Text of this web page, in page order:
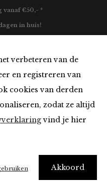
verbeteren van de
en registreren van
cookies van derden
zodat ze altijd
vind je hier
Akkoord
vanaf €50,- *
in huis!
Jeans